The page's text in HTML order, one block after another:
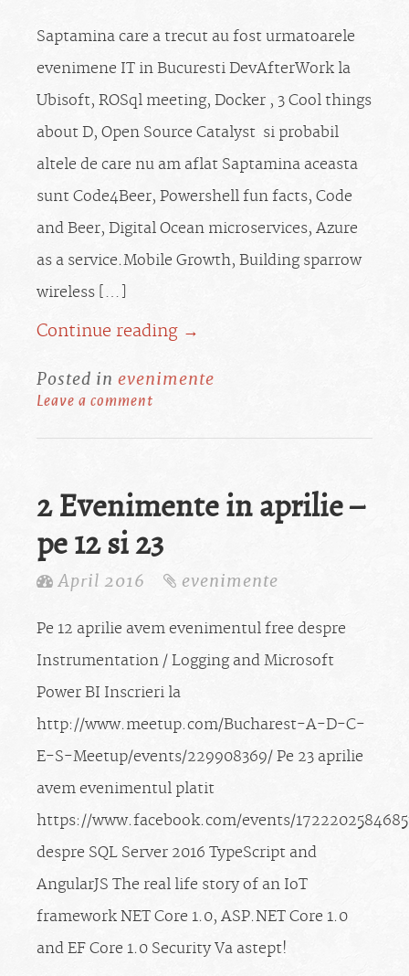
Saptamina care a trecut au fost urmatoarele
evenimene IT in Bucuresti DevAfterWork la
Ubisoft, ROSql meeting, Docker , 3 Cool things
about D, Open Source Catalyst si probabil
altele de care nu am aflat Saptamina aceasta
sunt Code4Beer, Powershell fun facts, Code
and Beer, Digital Ocean microservices, Azure
as a service.Mobile Growth, Building sparrow
wireless […]
Continue reading →
Posted in evenimente
Leave a comment
2 Evenimente in aprilie –
pe 12 si 23
April 2016 evenimente
Pe 12 aprilie avem evenimentul free despre
Instrumentation / Logging and Microsoft
Power BI Inscrieri la
http://www.meetup.com/Bucharest-A-D-C-
E-S-Meetup/events/229908369/ Pe 23 aprilie
avem evenimentul platit
https://www.facebook.com/events/
despre SQL Server 2016 TypeScript and
AngularJS The real life story of an IoT
framework NET Core 1.0, ASP.NET Core 1.0
and EF Core 1.0 Security Va astept!